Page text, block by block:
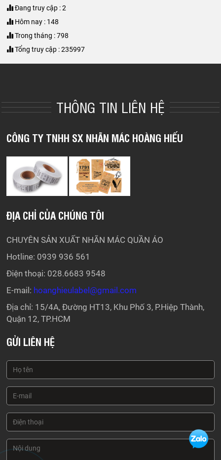
Đang truy cập : 2
Hôm nay : 148
Trong tháng : 798
Tổng truy cập : 235997
THÔNG TIN LIÊN HỆ
CÔNG TY TNHH SX NHÃN MÁC HOÀNG HIẾU
ĐỊA CHỈ CỦA CHÚNG TÔI
CHUYÊN SẢN XUẤT NHÃN MÁC QUẦN ÁO
Hotline: 0939 936 561
Điện thoại: 028.6683 9548
E-mail: hoanghieulabel@gmail.com
Địa chỉ: 15/4A, Đường HT13, Khu Phố 3, P.Hiệp Thành,
Quận 12, TP.HCM
GỬI LIÊN HỆ